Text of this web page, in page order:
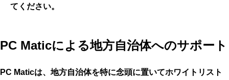
てください。
PC Maticによる地方自治体へのサポート
PC Maticは、地方自治体を特に念頭に置いてホワイトリスト